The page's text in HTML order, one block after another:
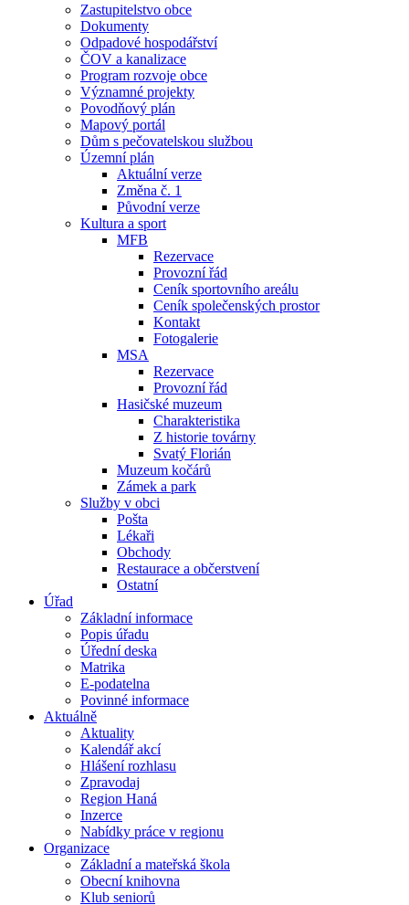
Zastupitelstvo obce
Dokumenty
Odpadové hospodářství
ČOV a kanalizace
Program rozvoje obce
Významné projekty
Povodňový plán
Mapový portál
Dům s pečovatelskou službou
Územní plán
Aktuální verze
Změna č. 1
Původní verze
Kultura a sport
MFB
Rezervace
Provozní řád
Ceník sportovního areálu
Ceník společenských prostor
Kontakt
Fotogalerie
MSA
Rezervace
Provozní řád
Hasičské muzeum
Charakteristika
Z historie továrny
Svatý Florián
Muzeum kočárů
Zámek a park
Služby v obci
Pošta
Lékaři
Obchody
Restaurace a občerstvení
Ostatní
Úřad
Základní informace
Popis úřadu
Úřední deska
Matrika
E-podatelna
Povinné informace
Aktuálně
Aktuality
Kalendář akcí
Hlášení rozhlasu
Zpravodaj
Region Haná
Inzerce
Nabídky práce v regionu
Organizace
Základní a mateřská škola
Obecní knihovna
Klub seniorů